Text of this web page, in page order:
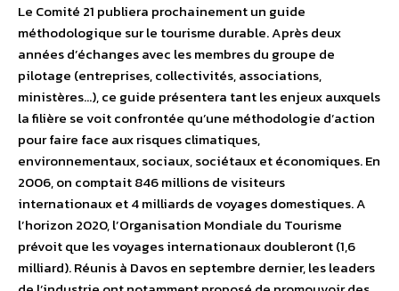
Le Comité 21 publiera prochainement un guide
méthodologique sur le tourisme durable. Après deux
années d’échanges avec les membres du groupe de
pilotage (entreprises, collectivités, associations,
ministères…), ce guide présentera tant les enjeux auxquels
la filière se voit confrontée qu’une méthodologie d’action
pour faire face aux risques climatiques,
environnementaux, sociaux, sociétaux et économiques. En
2006, on comptait 846 millions de visiteurs
internationaux et 4 milliards de voyages domestiques. A
l’horizon 2020, l’Organisation Mondiale du Tourisme
prévoit que les voyages internationaux doubleront (1,6
milliard). Réunis à Davos en septembre dernier, les leaders